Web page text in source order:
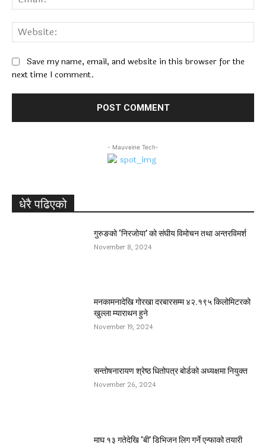
Save my name, email, and website in this browser for the
next time I comment.
- Mauveine Tech-
धेरै पढिएको
गुरुङको ‘निरजोया’ को संघीय विमोचन तथा अन्तरविमर्श
November 8, 2024
मनकामनादेखि गोरखा दरबारसम्म ४२.१९५ किलोमिटरको
खुल्ला म्याराथन हुने
November 19, 2024
सन्तोषनारायण श्रेष्ठ धितोपत्र बोर्डको अध्यक्षमा नियुक्त
November 26, 2024
माघ १३ गतेदेखि ‘बी’ डिभिजन लिग गर्ने एन्फाको तयारी